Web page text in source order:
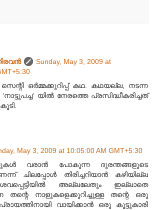
Sunday, May 3, 2009 at
ഒർമ്മക്കുറിപ്പ് കഥ. കഥയല്ല, നടന്ന
യിൽ നേരത്തെ പ്രസിദ്ധീകരിച്ചത്
May 3, 2009 at 10:05:00 AM GMT+5:30
വരാന്‍ പോകുന്ന ദുരന്തങ്ങളുടെ
ചിലപ്പോള്‍ തിരിച്ചറിയാന്‍ കഴിയില്ല
അല്ലലേതും ഇല്ലാതെ
തന്റെ നാളുകളെക്കുറിച്ചുള്ള തന്റെ ഒരു
വായിക്കാന്‍ ഒരു കൂട്ടുകാരി